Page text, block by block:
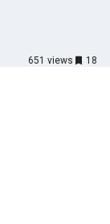
651 views 18